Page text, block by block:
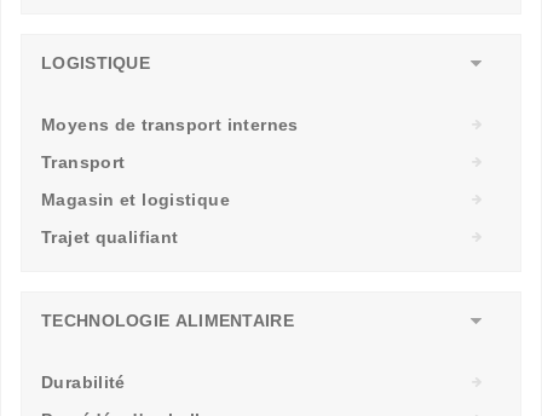
LOGISTIQUE
Moyens de transport internes
Transport
Magasin et logistique
Trajet qualifiant
TECHNOLOGIE ALIMENTAIRE
Durabilité